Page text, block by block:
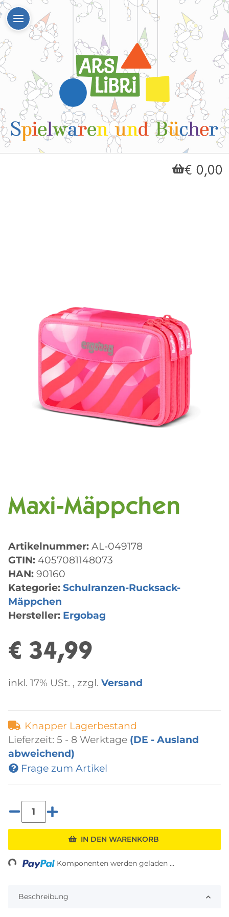
€ 0,00
Maxi-Mäppchen
Artikelnummer: AL-049178
GTIN: 4057081148073
HAN: 90160
Kategorie: Schulranzen-Rucksack-
Mäppchen
Hersteller: Ergobag
€ 34,99
inkl. 17% USt. , zzgl. Versand
Knapper Lagerbestand
Lieferzeit: 5 - 8 Werktage (DE - Ausland
abweichend)
Frage zum Artikel
IN DEN WARENKORB
Komponenten werden geladen ...
Beschreibung